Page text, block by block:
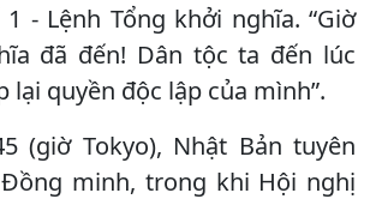
- Lệnh Tổng khởi nghĩa. “Giờ
đã đến! Dân tộc ta đến lúc
lại quyền độc lập của mình”.
(giờ Tokyo), Nhật Bản tuyên
minh, trong khi Hội nghị